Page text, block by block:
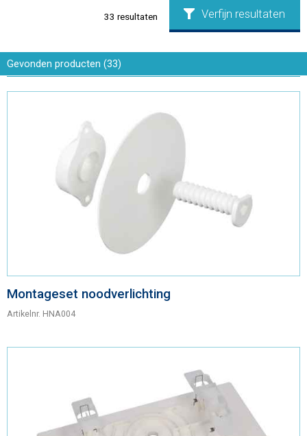
33 resultaten Verfijn resultaten
Gevonden producten (33)
Montageset noodverlichting
Artikelnr. HNA004